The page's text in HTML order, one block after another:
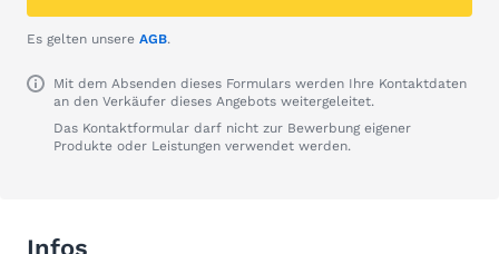
Es gelten unsere AGB.
Mit dem Absenden dieses Formulars werden Ihre Kontaktdaten
an den Verkäufer dieses Angebots weitergeleitet.
Das Kontaktformular darf nicht zur Bewerbung eigener
Produkte oder Leistungen verwendet werden.
Infos